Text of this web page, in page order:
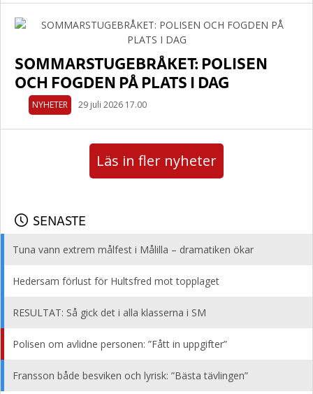
SOMMARSTUGEBRÅKET: POLISEN
OCH FOGDEN PÅ PLATS I DAG
NYHETER 29 juli 2026 17.00
Läs in fler nyheter
SENASTE
Tuna vann extrem målfest i Målilla – dramatiken ökar
Hedersam förlust för Hultsfred mot topplaget
RESULTAT: Så gick det i alla klasserna i SM
Polisen om avlidne personen: ”Fått in uppgifter”
Fransson både besviken och lyrisk: ”Bästa tävlingen”